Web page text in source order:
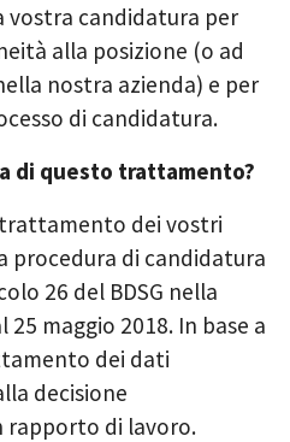
vostra candidatura per
alla posizione (o ad
nostra azienda) e per
di candidatura.
di questo trattamento?
trattamento dei vostri
procedura di candidatura
26 del BDSG nella
maggio 2018. In base a
dei dati
decisione
rapporto di lavoro.